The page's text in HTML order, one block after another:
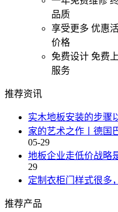
品质
享受更多 优惠
价格
免费设计 免费
服务
推荐资讯
实木地板安装的步骤
家的艺术之作丨德国
05-29
地板企业走低价战略
29
定制衣柜门样式很多
推荐产品